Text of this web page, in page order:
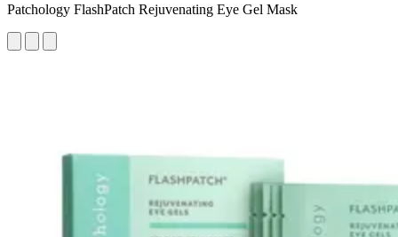
Patchology FlashPatch Rejuvenating Eye Gel Mask